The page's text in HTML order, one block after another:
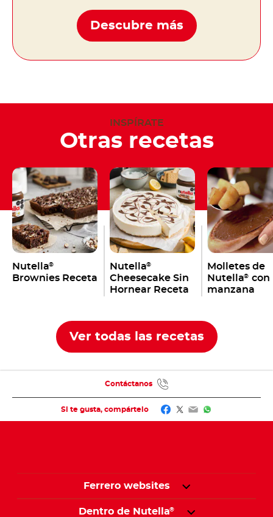
Descubre más
INSPÍRATE
Otras recetas
Nutella®
Brownies Receta
Nutella®
Cheesecake Sin
Hornear Receta
Molletes de
Nutella® con
manzana
Ver todas las recetas
Si te gusta, compártelo Facebook
Twitter
EmailWhatsApp
Contáctanos
Ferrero websites
Dentro de Nutella®